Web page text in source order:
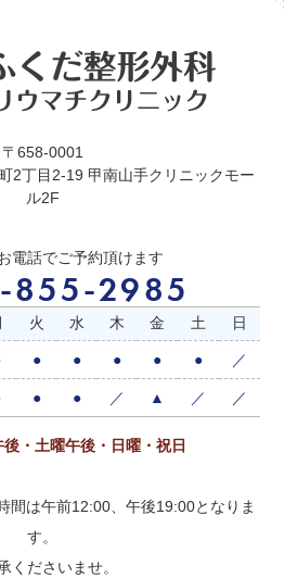
ら、またお知らせ致します。
。
せ
１日（火）～１６日
て頂きます。
、どうぞ宜しくお願い申し上
法士１名が入職し
〒658-0001
2丁目2-19 甲南山手クリニックモー
ル2F
電話でご予約頂けます
855-2985
火 水 木 金 土 日
● ● ● ● ● ／
● ● ／ ▲ ／ ／
・土曜午後・日曜・祝日
間は午前12:00、午後19:00となりま
す。
くださいませ。